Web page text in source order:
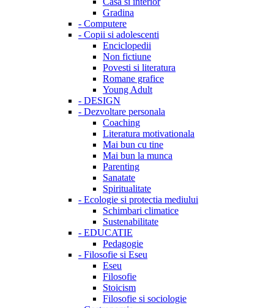
Gradina
- Computere
- Copii si adolescenti
Enciclopedii
Non fictiune
Povesti si literatura
Romane grafice
Young Adult
- DESIGN
- Dezvoltare personala
Coaching
Literatura motivationala
Mai bun cu tine
Mai bun la munca
Parenting
Sanatate
Spiritualitate
- Ecologie si protectia mediului
Schimbari climatice
Sustenabilitate
- EDUCATIE
Pedagogie
- Filosofie si Eseu
Eseu
Filosofie
Stoicism
Filosofie si sociologie